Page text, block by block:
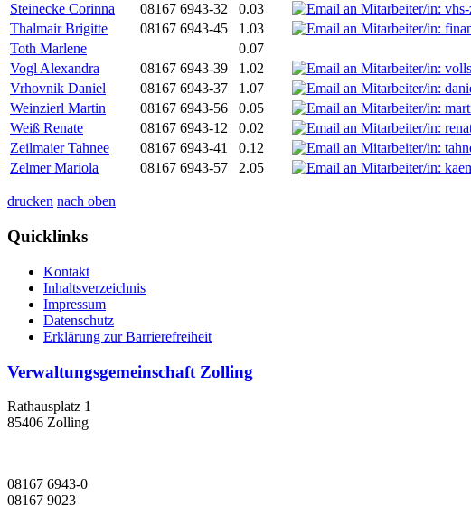
Steinecke Corinna
08167 6943-32 0.03
Thalmair Brigitte
08167 6943-45 1.03
Toth Marlene
0.07
Vogl Alexandra
08167 6943-39 1.02
Vrhovnik Daniel
08167 6943-37 1.07
Weinzierl Martin
08167 6943-56 0.05
Weiß Renate
08167 6943-12 0.02
Zeilmaier Tahnee
08167 6943-41 0.12
Zelmer Mariola
08167 6943-57 2.05
drucken nach oben
Quicklinks
Kontakt
Inhaltsverzeichnis
Impressum
Datenschutz
Erklärung zur Barrierefreiheit
Verwaltungsgemeinschaft Zolling
Rathausplatz 1
85406 Zolling
08167 6943-0
08167 9023